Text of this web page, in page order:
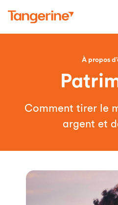
À propos
Comment tirer le
argent et